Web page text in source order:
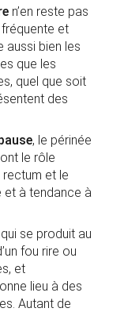
n’en reste pas
et
aussi bien les
que les
quel que soit
des
, le périnée
le rôle
et le
et à tendance à
qui se produit au
fou rire ou
et
lieu à des
Autant de